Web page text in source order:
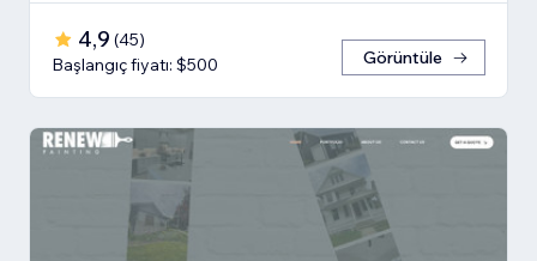
4,9 (45)
Başlangıç fiyatı: $500
Görüntüle